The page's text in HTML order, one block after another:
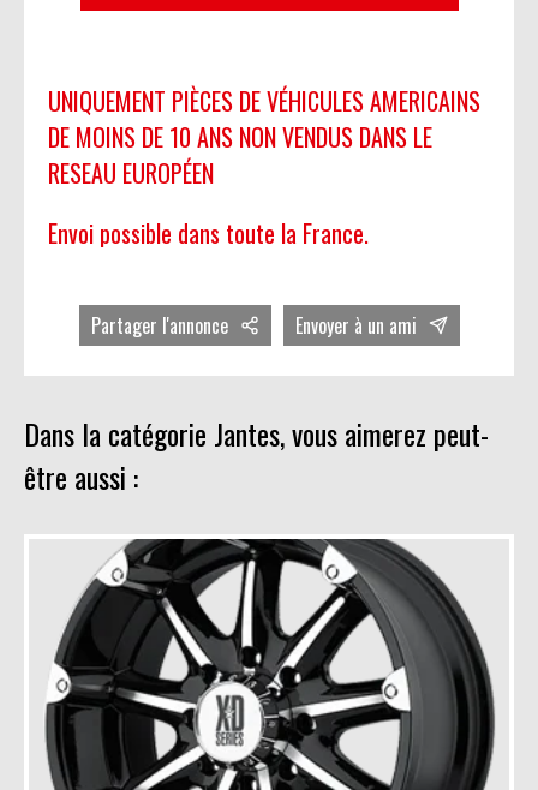
UNIQUEMENT PIÈCES DE VÉHICULES AMERICAINS
DE MOINS DE 10 ANS NON VENDUS DANS LE
RESEAU EUROPÉEN
Envoi possible dans toute la France.
Partager l'annonce Envoyer à un ami
Dans la catégorie Jantes, vous aimerez peut-
être aussi :